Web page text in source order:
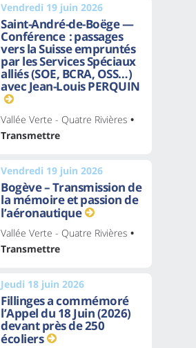
Vendredi 19 juin 2026
Saint-André-de-Boëge —
Conférence : passages
vers la Suisse empruntés
par les Services Spéciaux
alliés (SOE, BCRA, OSS…)
avec Jean-Louis PERQUIN
Vallée Verte - Quatre Rivières •
Transmettre
Vendredi 19 juin 2026
Bogève – Transmission de
la mémoire et passion de
l’aéronautique
Vallée Verte - Quatre Rivières •
Transmettre
Jeudi 18 juin 2026
Fillinges a commémoré
l’Appel du 18 Juin (2026)
devant près de 250
écoliers